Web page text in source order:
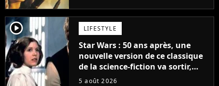
player2 LIFESTYLE
Star Wars : 50 ans après, une
nouvelle version de ce classique
de la science-fiction va sortir,
mais on ne la verra jamais en
5 août 2026